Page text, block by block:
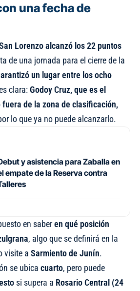
una fecha de
Lorenzo alcanzó los 22 puntos
de una jornada para el cierre de la
un lugar entre los ocho
clara:Godoy Cruz, que es el
de la zona de clasificación,
lo que ya no puede alcanzarlo.
y asistencia para Zaballa en
empate de la Reserva contra
en saberen qué posición
, algo que se definirá en la
visite a Sarmiento de Junín.
se ubica cuarto, pero puede
si supera a Rosario Central (24